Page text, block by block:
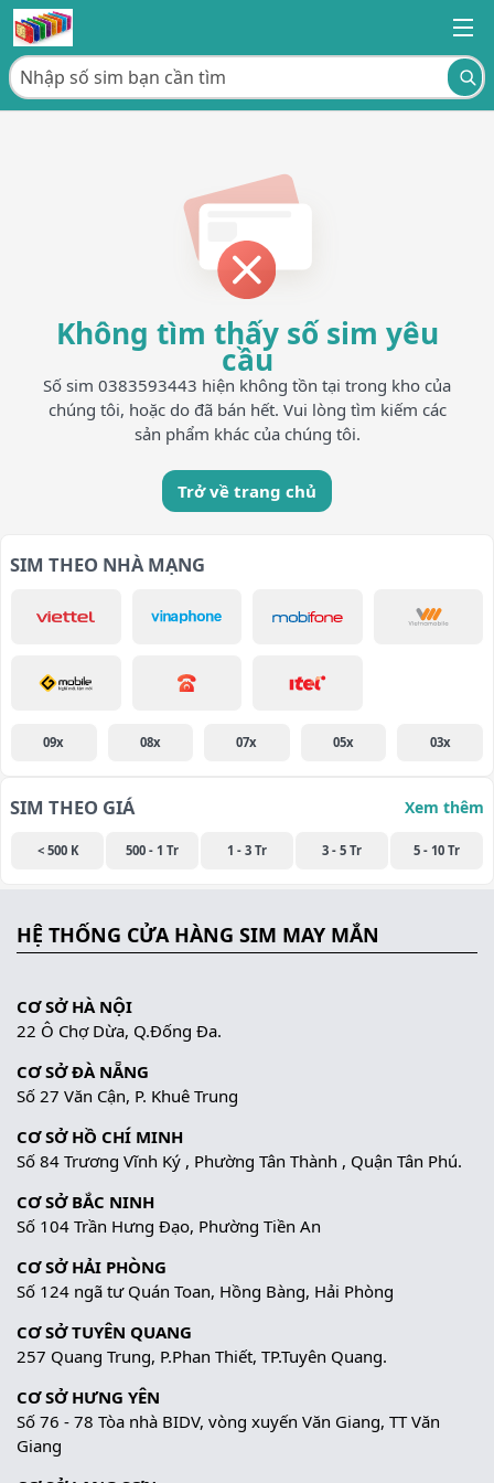
Không tìm thấy số sim yêu
cầu
Số sim 0383593443 hiện không tồn tại trong kho của
chúng tôi, hoặc do đã bán hết. Vui lòng tìm kiếm các
sản phẩm khác của chúng tôi.
Trở về trang chủ
SIM THEO NHÀ MẠNG
09x 08x 07x 05x 03x
SIM THEO GIÁ Xem thêm
< 500 K 500 - 1 Tr 1 - 3 Tr 3 - 5 Tr 5 - 10 Tr
HỆ THỐNG CỬA HÀNG SIM MAY MẮN
CƠ SỞ HÀ NỘI
22 Ô Chợ Dừa, Q.Đống Đa.
CƠ SỞ ĐÀ NẴNG
Số 27 Văn Cận, P. Khuê Trung
CƠ SỞ HỒ CHÍ MINH
Số 84 Trương Vĩnh Ký , Phường Tân Thành , Quận Tân Phú.
CƠ SỞ BẮC NINH
Số 104 Trần Hưng Đạo, Phường Tiền An
CƠ SỞ HẢI PHÒNG
Số 124 ngã tư Quán Toan, Hồng Bàng, Hải Phòng
CƠ SỞ TUYÊN QUANG
257 Quang Trung, P.Phan Thiết, TP.Tuyên Quang.
CƠ SỞ HƯNG YÊN
Số 76 - 78 Tòa nhà BIDV, vòng xuyến Văn Giang, TT Văn
Giang